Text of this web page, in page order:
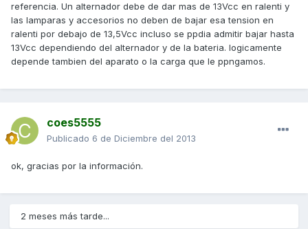
referencia. Un alternador debe de dar mas de 13Vcc en ralenti y
las lamparas y accesorios no deben de bajar esa tension en
ralenti por debajo de 13,5Vcc incluso se ppdia admitir bajar hasta
13Vcc dependiendo del alternador y de la bateria. logicamente
depende tambien del aparato o la carga que le ppngamos.
coes5555
Publicado 6 de Diciembre del 2013
ok, gracias por la información.
2 meses más tarde...